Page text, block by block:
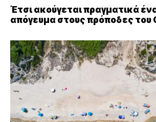
Έτσι ακούγεται πραγματικά
απόγευμα στους πρόποδες του